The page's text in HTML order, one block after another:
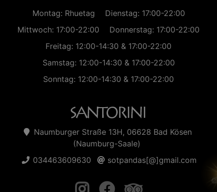
Montag: Rhuetag
Dienstag: 17:00-22:00
Mittwoch: 17:00-22:00
Donnerstag: 17:00-22:00
Freitag: 12:00-14:30 & 17:00-22:00
Samstag: 12:00-14:30 & 17:00-22:00
Sonntag: 12:00-14:30 & 17:00-22:00
Naumburger Straße 13H, 06628 Bad Kösen
(Naumburg-Saale)
034463609630
sotpandas[@]gmail.com
instagram
facebook
trip